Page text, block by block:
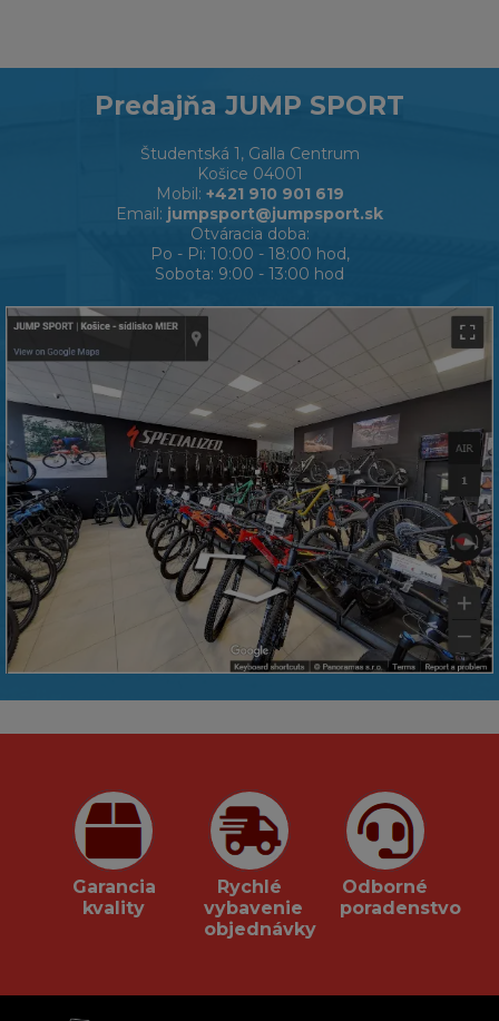
Predajňa JUMP SPORT
Študentská 1, Galla Centrum
Košice 04001
Mobil: +421 910 901 619
Email: jumpsport@jumpsport.sk
Otváracia doba:
Po - Pi: 10:00 - 18:00 hod,
Sobota: 9:00 - 13:00 hod
Garancia
kvality
Rychlé
vybavenie
objednávky
Odborné
poradenstvo